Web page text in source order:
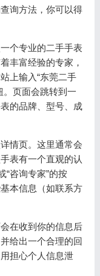
询方法，你可以得
个专业的二手手表
丰富经验的专家，
上输入“东莞二手
。页面会跳转到一
的品牌、型号、成
情页。这里通常会
表有一个直观的认
“咨询专家”的按
本信息（如联系方
在收到你的信息后
给出一个合理的回
担心个人信息泄